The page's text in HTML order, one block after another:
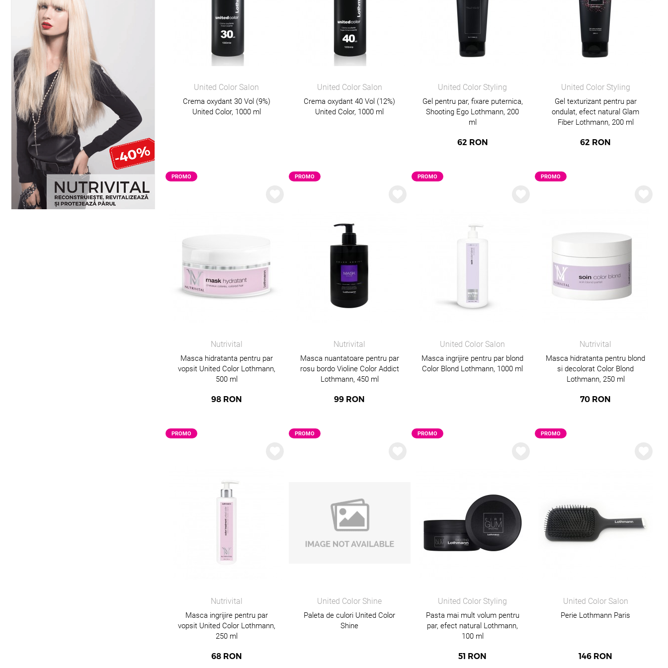
United Color Salon
Crema oxydant 30 Vol (9%)
United Color, 1000 ml
United Color Salon
Crema oxydant 40 Vol (12%)
United Color, 1000 ml
United Color Styling
Gel pentru par, fixare puternica,
Shooting Ego Lothmann, 200
ml
62 RON
United Color Styling
Gel texturizant pentru par
ondulat, efect natural Glam
Fiber Lothmann, 200 ml
62 RON
Nutrivital
Masca hidratanta pentru par
vopsit United Color Lothmann,
500 ml
98 RON
PROMO
Nutrivital
Masca nuantatoare pentru par
rosu bordo Violine Color Addict
Lothmann, 450 ml
99 RON
PROMO
United Color Salon
Masca ingrijire pentru par blond
Color Blond Lothmann, 1000 ml
PROMO
Nutrivital
Masca hidratanta pentru blond
si decolorat Color Blond
Lothmann, 250 ml
70 RON
PROMO
Nutrivital
Masca ingrijire pentru par
vopsit United Color Lothmann,
250 ml
68 RON
PROMO
United Color Shine
Paleta de culori United Color
Shine
PROMO
United Color Styling
Pasta mai mult volum pentru
par, efect natural Lothmann,
100 ml
51 RON
PROMO
United Color Salon
Perie Lothmann Paris
146 RON
PROMO